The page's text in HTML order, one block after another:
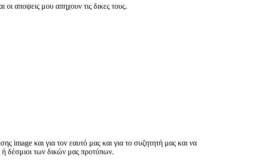
αποψεις μου απηχουν τις δικες τους.
image και για τον εαυτό μας και για το συζητητή μας και να
ή δέσμιοι των δικών μας προτύπων.